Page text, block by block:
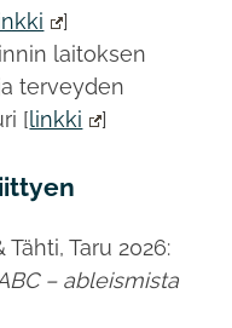
]
laitoksen
terveyden
[linkki ]
Taru 2026:
– ableismista